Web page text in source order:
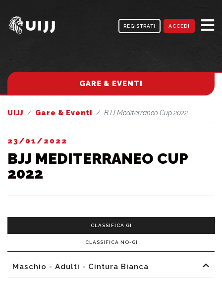
REGISTRATI ACCEDI
GARE & EVENTI
UIJJ Gare & Eventi BJJ Mediterraneo Cup 2022
23/01/2022
BJJ MEDITERRANEO CUP
2022
CLASSIFICA GI
CLASSIFICA NO-GI
Maschio - Adulti - Cintura Bianca